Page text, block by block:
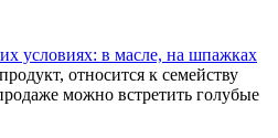
условиях: в масле, на шпажках
относится к семейству
можно встретить голубые